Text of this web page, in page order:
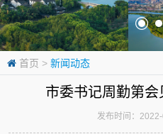
首页 > 新闻动态
市委书记周勤第
发布时间：